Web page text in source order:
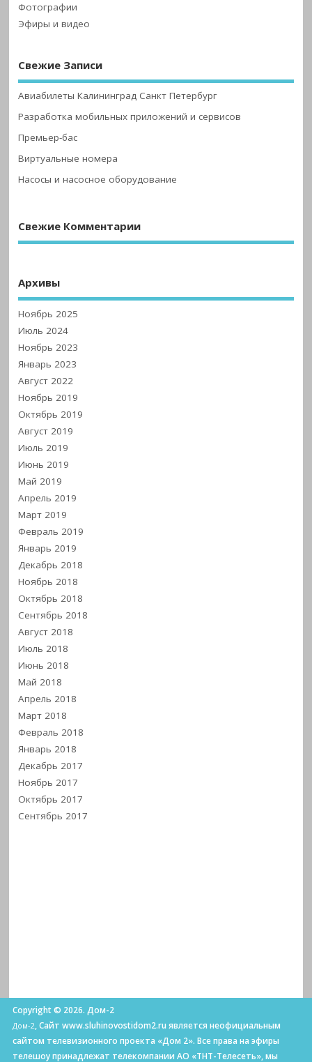
Фотографии
Эфиры и видео
Свежие Записи
Авиабилеты Калининград Санкт Петербург
Разработка мобильных приложений и сервисов
Премьер-бас
Виртуальные номера
Насосы и насосное оборудование
Свежие Комментарии
Архивы
Ноябрь 2025
Июль 2024
Ноябрь 2023
Январь 2023
Август 2022
Ноябрь 2019
Октябрь 2019
Август 2019
Июль 2019
Июнь 2019
Май 2019
Апрель 2019
Март 2019
Февраль 2019
Январь 2019
Декабрь 2018
Ноябрь 2018
Октябрь 2018
Сентябрь 2018
Август 2018
Июль 2018
Июнь 2018
Май 2018
Апрель 2018
Март 2018
Февраль 2018
Январь 2018
Декабрь 2017
Ноябрь 2017
Октябрь 2017
Сентябрь 2017
Copyright © 2026. Дом-2
Дом-2, Сайт www.sluhinovostidom2.ru является неофициальным
сайтом телевизионного проекта «Дом 2». Все права на эфиры
телешоу принадлежат телекомпании АО «ТНТ-Телесеть», мы